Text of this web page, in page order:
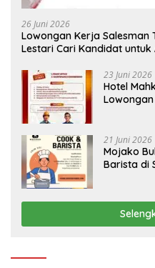
26 Juni 2026
Lowongan Kerja Salesman
Lestari Cari Kandidat
23 Juni 2026
Hotel
21 Juni 2026
Mojako
Barista di